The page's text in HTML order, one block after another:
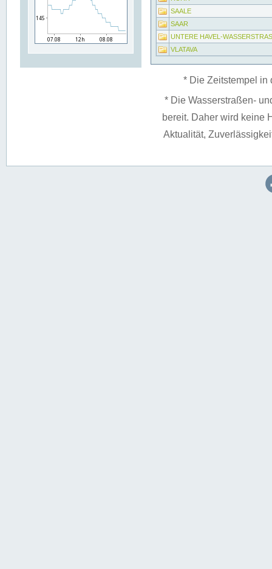
SAALE
SAAR
UNTERE HAVEL-
VLATAVA
* Die Zeitstempel in
* Die Wasserstraßen-
bereit. Daher wird keine
Aktualität,